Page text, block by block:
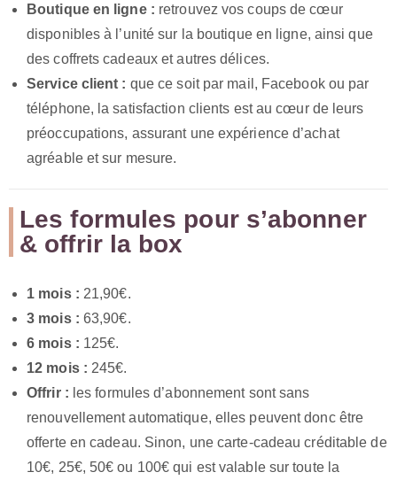
Boutique en ligne : retrouvez vos coups de cœur
disponibles à l’unité sur la boutique en ligne, ainsi que
des coffrets cadeaux et autres délices.
Service client : que ce soit par mail, Facebook ou par
téléphone, la satisfaction clients est au cœur de leurs
préoccupations, assurant une expérience d’achat
agréable et sur mesure.
Les formules pour s’abonner
& offrir la box
1 mois : 21,90€.
3 mois : 63,90€.
6 mois : 125€.
12 mois : 245€.
Offrir : les formules d’abonnement sont sans
renouvellement automatique, elles peuvent donc être
offerte en cadeau. Sinon, une carte-cadeau créditable de
10€, 25€, 50€ ou 100€ qui est valable sur toute la